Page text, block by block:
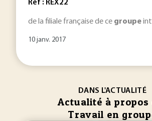
Réf : REX22
de la filiale française de ce groupe
10 janv. 2017
DANS L'ACTUALITÉ
Actualité à propos
Travail en